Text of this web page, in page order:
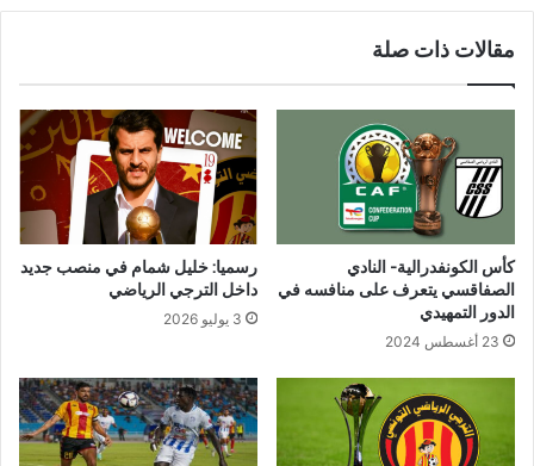
مقالات ذات صلة
كأس الكونفدرالية- النادي
الصفاقسي يتعرف على منافسه في
الدور التمهيدي
23 أغسطس 2024
رسميا: خليل شمام في منصب جديد
داخل الترجي الرياضي
3 يوليو 2026